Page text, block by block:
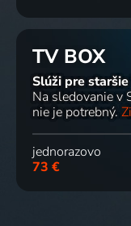
TV BOX
Slúži pre staršie
Na sledovanie v
nie je potrebný.
jednorazovo
73 €